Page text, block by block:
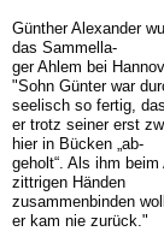
Günther Alexander
das Sammella-
ger Ahlem bei
"Sohn Günter war
seelisch so fertig,
er trotz seiner erst
hier in Bücken „ab-
geholt“. Als ihm
zittrigen Händen
zusammenbinden
er kam nie zurück."